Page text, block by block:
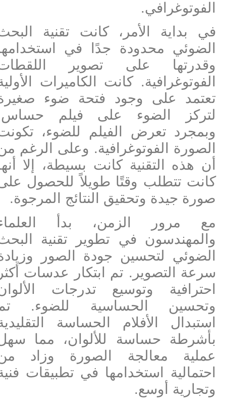
الفوتوغرافي.
في بداية الأمر، كانت تقنية البحث
الضوئي محدودة جدًا في استخدامها
وقدرتها على تصوير اللقطات
الفوتوغرافية. كانت الكاميرات الأولية
تعتمد على وجود فتحة ضوء صغيرة
لتركز الضوء على فيلم حساس.
وبمجرد تعرض الفيلم للضوء، تكونت
الصورة الفوتوغرافية. وعلى الرغم من
أن هذه التقنية كانت بسيطة، إلا أنها
كانت تتطلب وقتًا طويلاً للحصول على
صورة جيدة وتحقيق النتائج المرجوة.
مع مرور الزمن، بدأ العلماء
والمهندسون في تطوير تقنية البحث
الضوئي لتحسين جودة الصور وزيادة
سرعة التصوير. تم ابتكار عدسات أكثر
احترافية وتوسيع تدرجات الألوان
وتحسين الحساسية للضوء. تم
استبدال الأفلام الحساسة التقليدية
بأشرطة حساسة للألوان، مما سهل
عملية معالجة الصورة وزاد من
احتمالية استخدامها في تطبيقات فنية
وتجارية أوسع.